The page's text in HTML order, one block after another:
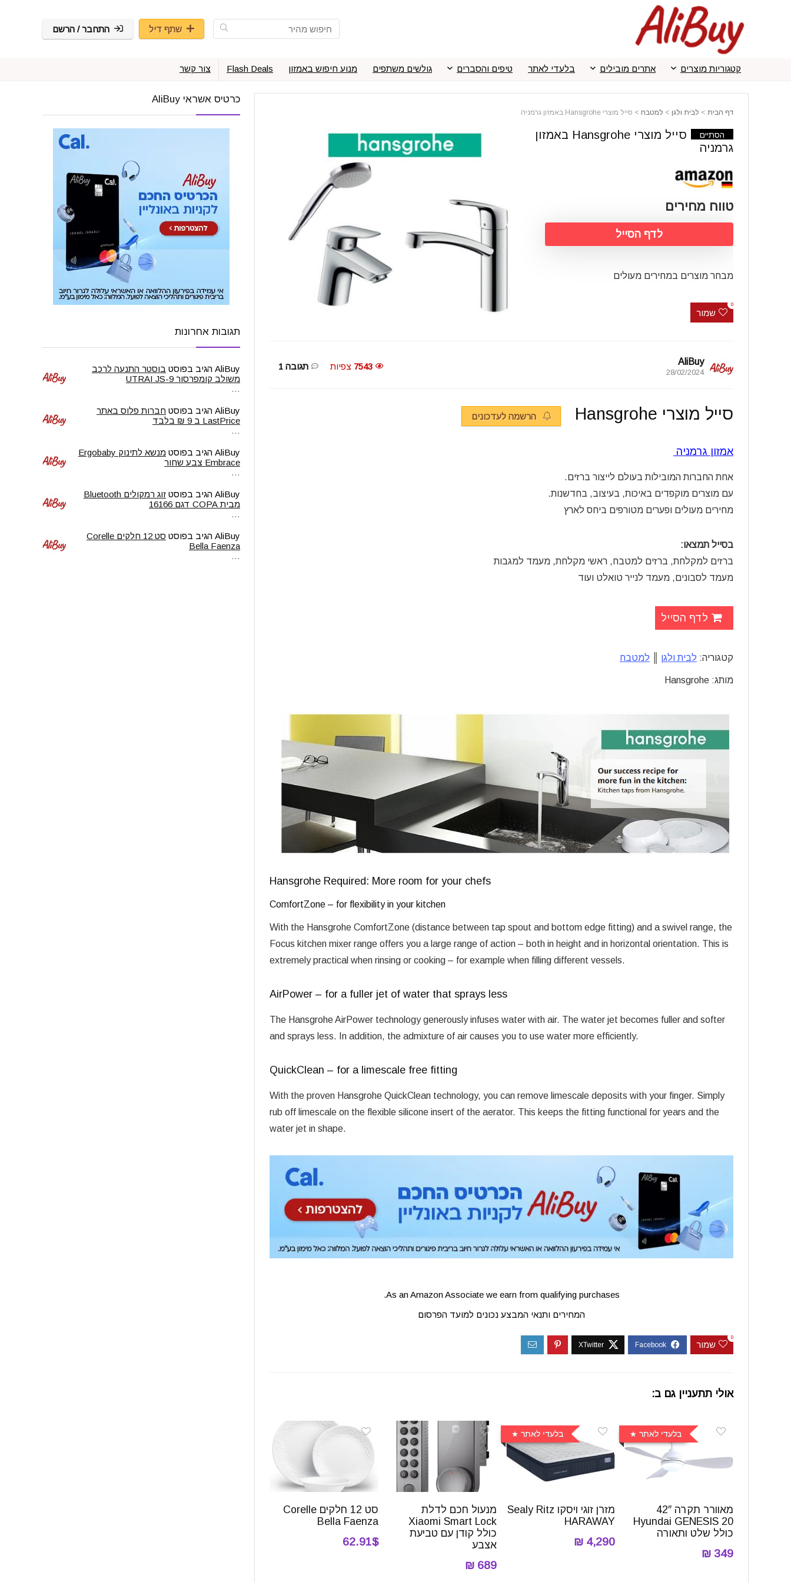
שתף דיל התחבר / הרשם
קטגוריות מוצרים אתרים מובילים בלעדי לאתר טיפים והסברים גולשים משתפים מנוע חיפוש באמזון Flash Deals צור קשר
דף הבית > לבית ולגן > למטבח > סייל מוצרי Hansgrohe באמזון גרמניה
הסתיים
סייל מוצרי Hansgrohe באמזון
גרמניה
טווח מחירים
לדף הסייל
מבחר מוצרים במחירים מעולים
שמור
0
AliBuy
28/02/2024
7543 צפיות תגובה 1
סייל מוצרי Hansgrohe הרשמה לעדכונים
אמזון גרמניה
אחת החברות המובילות בעולם לייצור ברזים.
עם מוצרים מוקפדים באיכות, בעיצוב, בחדשנות.
מחירים מעולים ופערים מטורפים ביחס לארץ
בסייל תמצאו:
ברזים למקלחת, ברזים למטבח, ראשי מקלחת, מעמד למגבות
מעמד לסבונים, מעמד לנייר טואלט ועוד
לדף הסייל
קטגוריה: לבית ולגן למטבח
מותג: Hansgrohe
Hansgrohe Required: More room for your chefs
ComfortZone – for flexibility in your kitchen
With the Hansgrohe ComfortZone (distance between tap spout and bottom edge fitting) and a swivel range, the
Focus kitchen mixer range offers you a large range of action – both in height and in horizontal orientation. This is
extremely practical when rinsing or cooking – for example when filling different vessels.
AirPower – for a fuller jet of water that sprays less
The Hansgrohe AirPower technology generously infuses water with air. The water jet becomes fuller and softer
and sprays less. In addition, the admixture of air causes you to use water more efficiently.
QuickClean – for a limescale free fitting
With the proven Hansgrohe QuickClean technology, you can remove limescale deposits with your finger. Simply
rub off limescale on the flexible silicone insert of the aerator. This keeps the fitting functional for years and the
water jet in shape.
As an Amazon Associate we earn from qualifying purchases.
המחירים ותנאי המבצע נכונים למועד הפרסום
שמור
0
אולי תתעניין גם ב:
בלעדי לאתר
מאוורר תקרה 42″
Hyundai GENESIS 20
כולל שלט ותאורה
349 ₪
בלעדי לאתר
מזרן זוגי ויסקו Sealy Ritz
HARAWAY
4,290 ₪
מנעול חכם לדלת
Xiaomi Smart Lock
כולל קודן עם טביעת
אצבע
689 ₪
סט 12 חלקים Corelle
Bella Faenza
62.91$
כרטיס אשראי AliBuy
תגובות אחרונות
AliBuy הגיב בפוסט בוסטר התנעה לרכב
משולב קומפרסור UTRAI JS-9
…
AliBuy הגיב בפוסט חברות פלוס באתר
LastPrice ב 9 ₪ בלבד
…
AliBuy הגיב בפוסט
מנשא לתינוק Ergobaby
Embrace צבע שחור
…
AliBuy הגיב בפוסט
זוג רמקולים Bluetooth
מבית COPA דגם 16166
…
AliBuy הגיב בפוסט
סט 12 חלקים Corelle
Bella Faenza
…